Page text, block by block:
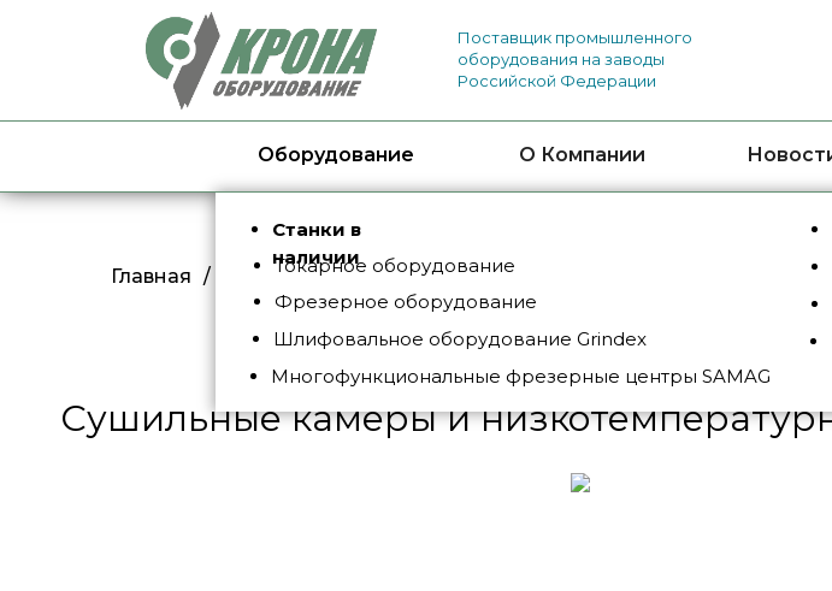
О Компании
Поставщик промышленного
оборудования на заводы
Российской Федерации
Оборудование
Токарное оборудование
Фрезерное оборудование
Шлифовальное оборудование Grindex
Многофункциональные фрезерные центры SAMAG
Станки в
наличии
Главная / Каталог / Промышленные печи LAC (Чехия)
Сушильные камеры и